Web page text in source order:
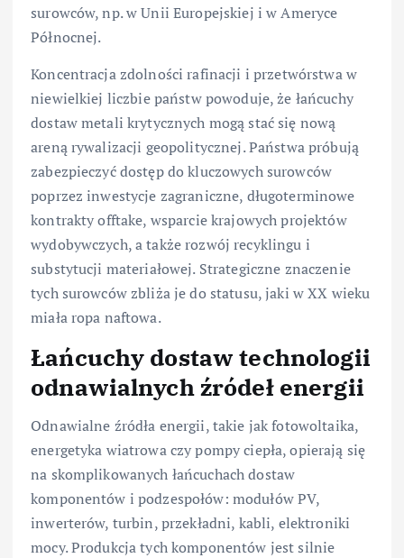
surowców, np. w Unii Europejskiej i w Ameryce
Północnej.
Koncentracja zdolności rafinacji i przetwórstwa w
niewielkiej liczbie państw powoduje, że łańcuchy
dostaw metali krytycznych mogą stać się nową
areną rywalizacji geopolitycznej. Państwa próbują
zabezpieczyć dostęp do kluczowych surowców
poprzez inwestycje zagraniczne, długoterminowe
kontrakty offtake, wsparcie krajowych projektów
wydobywczych, a także rozwój recyklingu i
substytucji materiałowej. Strategiczne znaczenie
tych surowców zbliża je do statusu, jaki w XX wieku
miała ropa naftowa.
Łańcuchy dostaw technologii
odnawialnych źródeł energii
Odnawialne źródła energii, takie jak fotowoltaika,
energetyka wiatrowa czy pompy ciepła, opierają się
na skomplikowanych łańcuchach dostaw
komponentów i podzespołów: modułów PV,
inwerterów, turbin, przekładni, kabli, elektroniki
mocy. Produkcja tych komponentów jest silnie